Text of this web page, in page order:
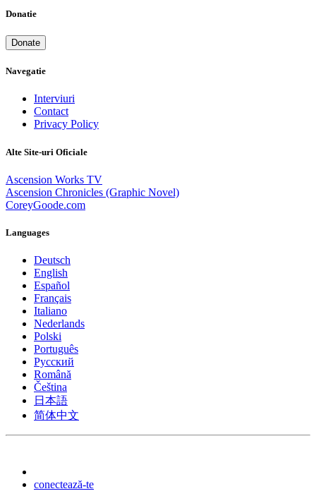
Donatie
Donate
Navegatie
Interviuri
Contact
Privacy Policy
Alte Site-uri Oficiale
Ascension Works TV
Ascension Chronicles (Graphic Novel)
CoreyGoode.com
Languages
Deutsch
English
Español
Français
Italiano
Nederlands
Polski
Português
Pусский
Română
Čeština
日本語
简体中文
conectează-te